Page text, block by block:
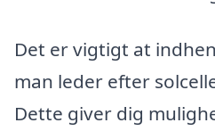
Det er vigtigt at
man leder efter
Dette giver dig